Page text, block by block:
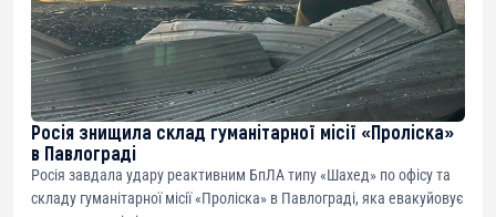
Росія знищила склад гуманітарної місії «Проліска»
в Павлограді
Росія завдала удару реактивним БпЛА типу «Шахед» по офісу та
складу гуманітарної місії «Проліска» в Павлограді, яка евакуйовує